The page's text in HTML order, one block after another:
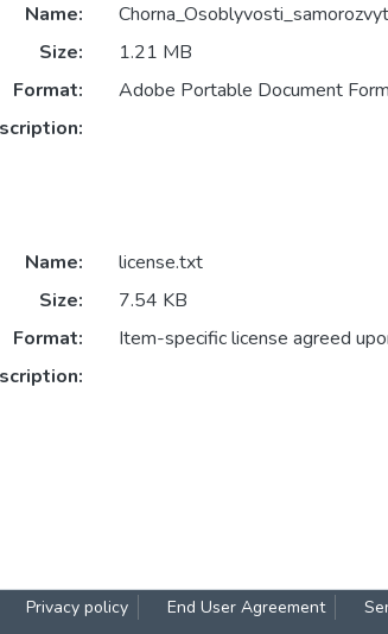
Name:
Size:
1.21 MB
Format:
Adobe Portable Document
Name:
license.txt
Size:
7.54 KB
Format:
Item-specific license agreed
Privacy policy End User Agreement